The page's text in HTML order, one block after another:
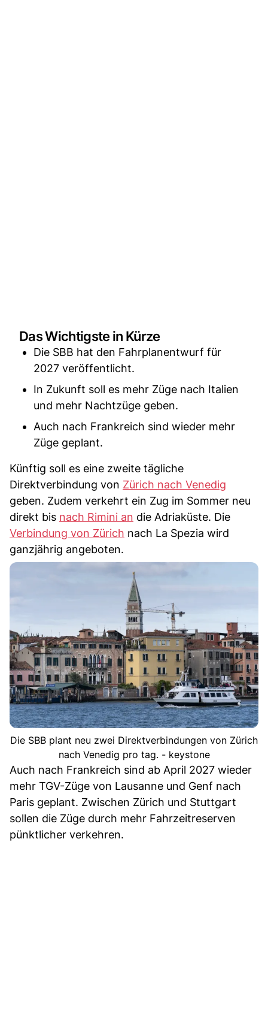
Das Wichtigste in Kürze
Die SBB hat den Fahrplanentwurf für
2027 veröffentlicht.
In Zukunft soll es mehr Züge nach Italien
und mehr Nachtzüge geben.
Auch nach Frankreich sind wieder mehr
Züge geplant.
Künftig soll es eine zweite tägliche
Direktverbindung von Zürich nach Venedig
geben. Zudem verkehrt ein Zug im Sommer neu
direkt bis nach Rimini an die Adriaküste. Die
Verbindung von Zürich nach La Spezia wird
ganzjährig angeboten.
Die SBB plant neu zwei Direktverbindungen von Zürich
nach Venedig pro tag. - keystone
Auch nach Frankreich sind ab April 2027 wieder
mehr TGV-Züge von Lausanne und Genf nach
Paris geplant. Zwischen Zürich und Stuttgart
sollen die Züge durch mehr Fahrzeitreserven
pünktlicher verkehren.